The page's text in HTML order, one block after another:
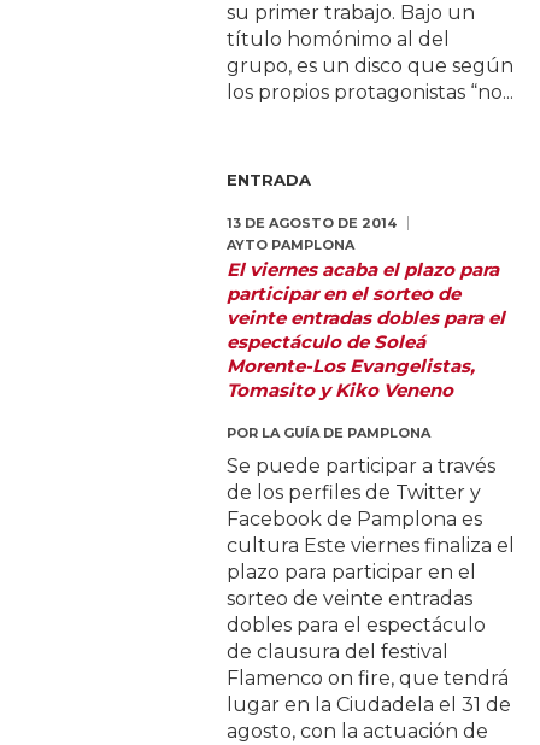
su primer trabajo. Bajo un
título homónimo al del
grupo, es un disco que según
los propios protagonistas “no...
ENTRADA
13 DE AGOSTO DE 2014
AYTO PAMPLONA
El viernes acaba el plazo para
participar en el sorteo de
veinte entradas dobles para el
espectáculo de Soleá
Morente-Los Evangelistas,
Tomasito y Kiko Veneno
POR LA GUÍA DE PAMPLONA
Se puede participar a través
de los perfiles de Twitter y
Facebook de Pamplona es
cultura Este viernes finaliza el
plazo para participar en el
sorteo de veinte entradas
dobles para el espectáculo
de clausura del festival
Flamenco on fire, que tendrá
lugar en la Ciudadela el 31 de
agosto, con la actuación de